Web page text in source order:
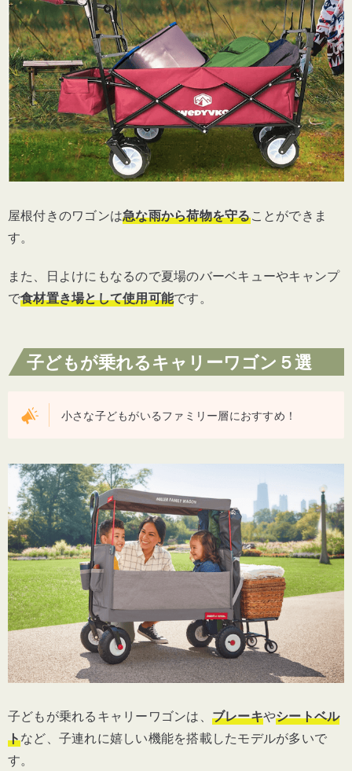
屋根付きのワゴンは急な雨から荷物を守ることができま
す。
また、日よけにもなるので夏場のバーベキューやキャンプ
で食材置き場として使用可能です。
子どもが乗れるキャリーワゴン５選
小さな子どもがいるファミリー層におすすめ！
子どもが乗れるキャリーワゴンは、 ブレーキやシートベル
トなど、子連れに嬉しい機能を搭載したモデルが多いで
す。